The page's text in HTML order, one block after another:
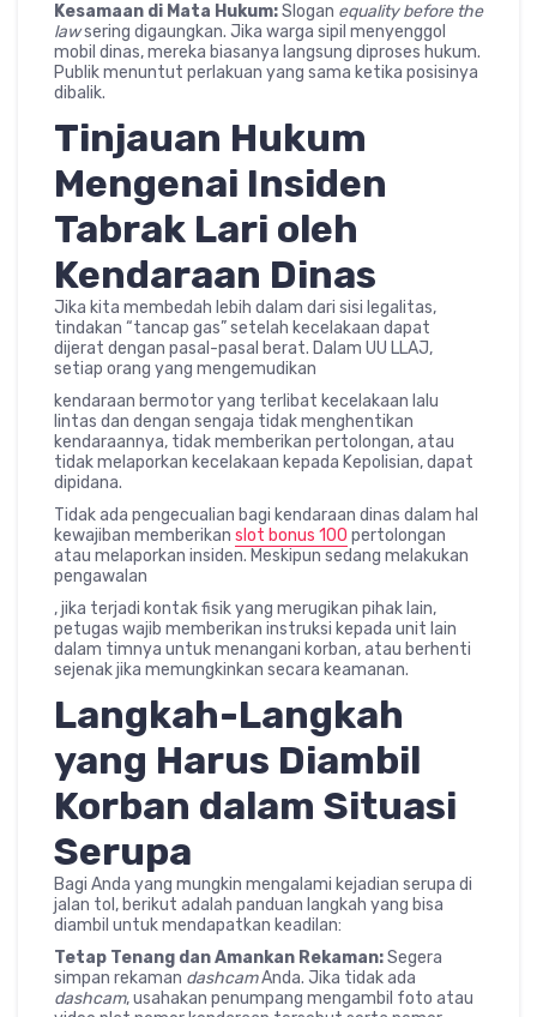
Kesamaan di Mata Hukum:Slogan equality before the
lawsering digaungkan. Jika warga sipil menyenggol
mobil dinas, mereka biasanya langsung diproses hukum.
Publik menuntut perlakuan yang sama ketika posisinya
dibalik.
Tinjauan Hukum
Mengenai Insiden
Tabrak Lari oleh
Kendaraan Dinas
Jika kita membedah lebih dalam dari sisi legalitas,
tindakan “tancap gas” setelah kecelakaan dapat
dijerat dengan pasal-pasal berat. Dalam UU LLAJ,
setiap orang yang mengemudikan
kendaraan bermotor yang terlibat kecelakaan lalu
lintas dan dengan sengaja tidak menghentikan
kendaraannya, tidak memberikan pertolongan, atau
tidak melaporkan kecelakaan kepada Kepolisian, dapat
dipidana.
Tidak ada pengecualian bagi kendaraan dinas dalam hal
kewajiban memberikan slot bonus 100 pertolongan
atau melaporkan insiden. Meskipun sedang melakukan
pengawalan
, jika terjadi kontak fisik yang merugikan pihak lain,
petugas wajib memberikan instruksi kepada unit lain
dalam timnya untuk menangani korban, atau berhenti
sejenak jika memungkinkan secara keamanan.
Langkah-Langkah
yang Harus Diambil
Korban dalam Situasi
Serupa
Bagi Anda yang mungkin mengalami kejadian serupa di
jalan tol, berikut adalah panduan langkah yang bisa
diambil untuk mendapatkan keadilan:
Tetap Tenang dan Amankan Rekaman:Segera
simpan rekaman dashcamAnda. Jika tidak ada
dashcam, usahakan penumpang mengambil foto atau